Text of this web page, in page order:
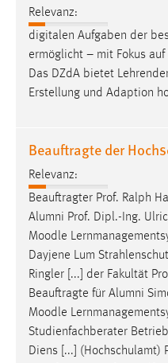
Relevanz:
digitalen Aufgaben der
ermöglicht – mit Fokus auf
Das DZdA bietet
Erstellung und Adaption
Beauftragte der
Relevanz:
Beauftragter Prof. Ralph
Alumni Prof. Dipl.-Ing.
Moodle
Dayjene Lum
Ringler [...] der Fakultät
Beauftragte für Alumni
Moodle
Studienfachberater
Diens [...] (Hochschulamt)
MibewSessionID,
5e9dbeb1811c0446 =
Jahre, MIBEW_UserID = 1
Login
Dieser Cookie ist
einloggen zu können.
Cookie Laufzeit:
STATISTIK
Statistik Cookies
Diese Informationen